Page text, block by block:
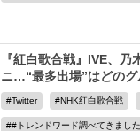
『紅白歌合戦』IVE、
ニ…“最多出場”はどのグ
Twitter NHK紅白歌合戦
#トレンドワード調べてきまし